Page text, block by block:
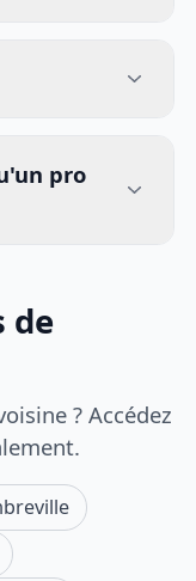
pro
de
? Accédez